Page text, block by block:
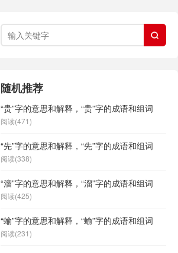

随机推荐
“贵”字的意思和解释，“贵”字的成语和组词
阅读(471)
“先”字的意思和解释，“先”字的成语和组词
阅读(338)
“溜”字的意思和解释，“溜”字的成语和组词
阅读(425)
“蝓”字的意思和解释，“蝓”字的成语和组词
阅读(231)